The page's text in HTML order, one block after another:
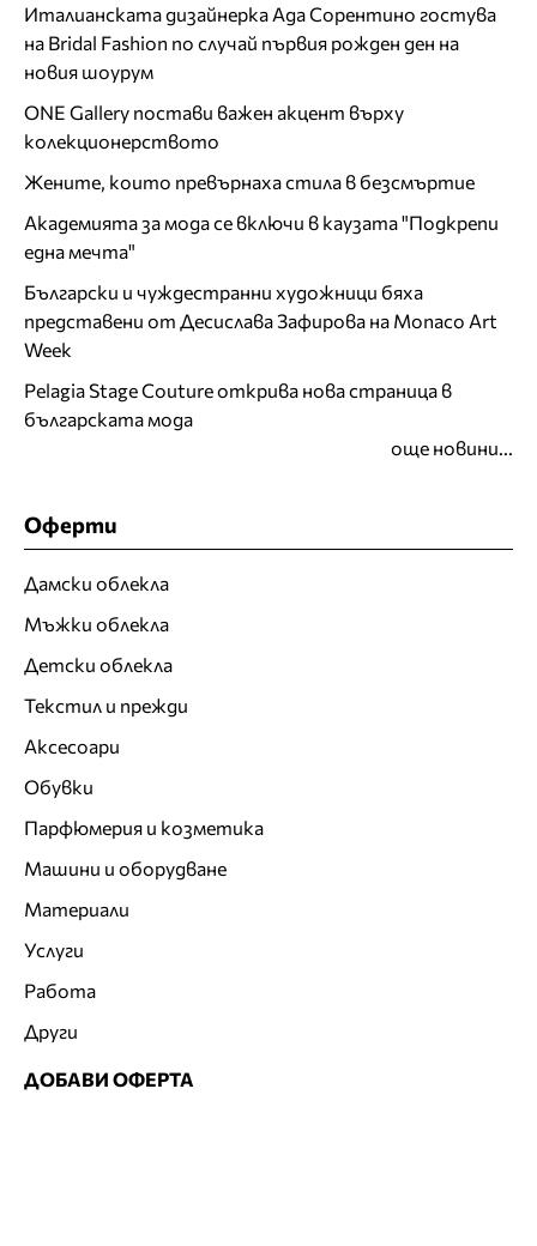
Италианската дизайнерка Ада Сорентино гостува
на Bridal Fashion по случай първия рожден ден на
новия шоурум
ONE Gallery постави важен акцент върху
колекционерството
Жените, които превърнаха стила в безсмъртие
Академията за мода се включи в каузата "Подкрепи
една мечта"
Български и чуждестранни художници бяха
представени от Десислава Зафирова на Monaco Art
Week
Pelagia Stage Couture открива нова страница в
българската мода
още новини...
Оферти
Дамски облекла
Мъжки облекла
Детски облекла
Текстил и прежди
Аксесоари
Обувки
Парфюмерия и козметика
Машини и оборудване
Материали
Услуги
Работа
Други
ДОБАВИ ОФЕРТА